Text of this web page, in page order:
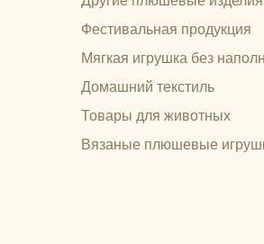
Фестивальная продукция
Мягкая игрушка без
Домашний текстиль
Товары для животных
Вязаные плюшевые